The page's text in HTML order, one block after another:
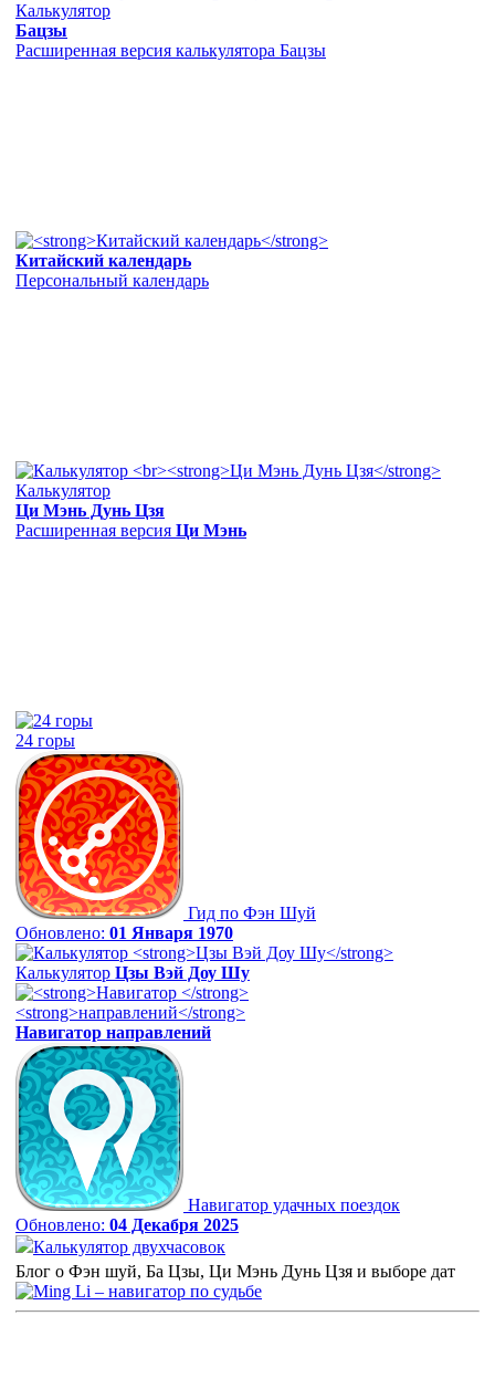
Калькулятор
Бацзы
Расширенная версия калькулятора Бацзы
Китайский календарь
Персональный календарь
Калькулятор
Ци Мэнь Дунь Цзя
Расширенная версия Ци Мэнь
24 горы
Гид по Фэн Шуй
Обновлено: 01 Января 1970
Калькулятор Цзы Вэй Доу Шу
Навигатор направлений
Навигатор удачных поездок
Обновлено: 04 Декабря 2025
Калькулятор двухчасовок
Блог о Фэн шуй, Ба Цзы, Ци Мэнь Дунь Цзя и выборе дат